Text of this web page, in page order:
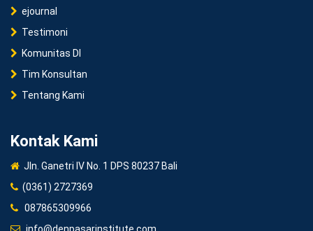
ejournal
Testimoni
Komunitas DI
Tim Konsultan
Tentang Kami
Kontak Kami
Jln. Ganetri IV No. 1 DPS 80237 Bali
(0361) 2727369
087865309966